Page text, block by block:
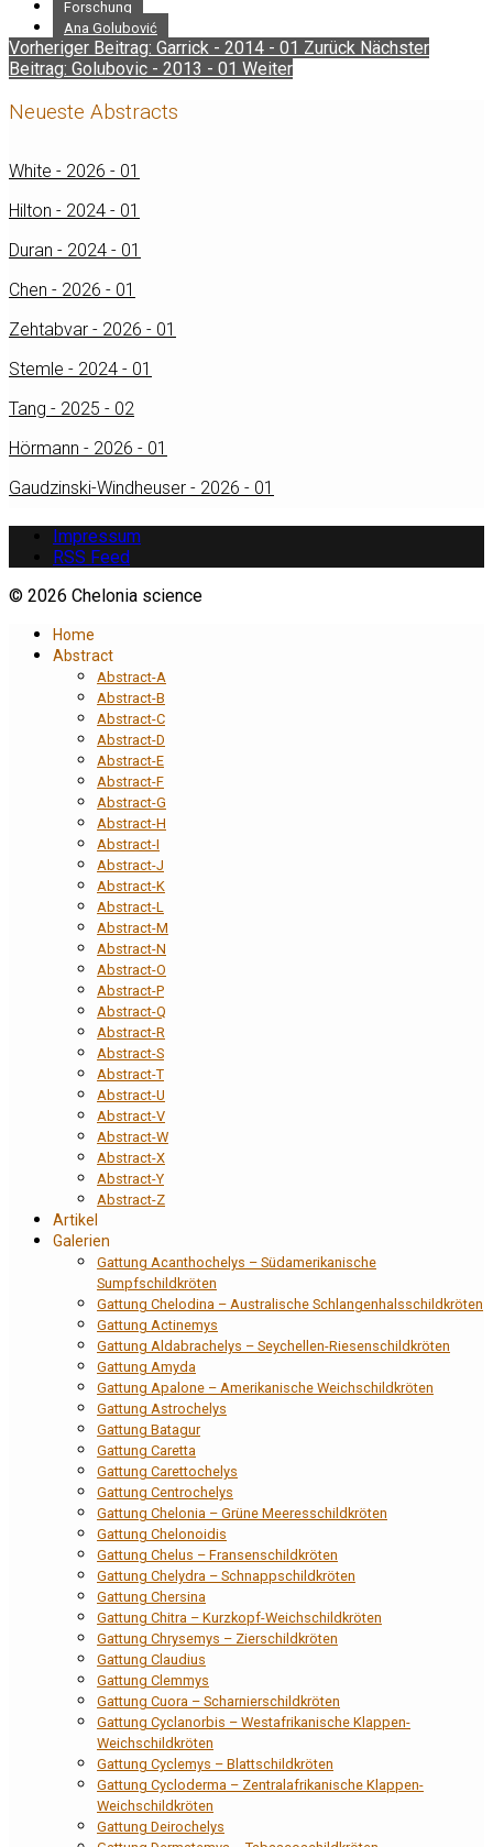
Forschung
Ana Golubović
Vorheriger Beitrag: Garrick - 2014 - 01 Zurück Nächster
Beitrag: Golubovic - 2013 - 01 Weiter
Neueste Abstracts
White - 2026 - 01
Hilton - 2024 - 01
Duran - 2024 - 01
Chen - 2026 - 01
Zehtabvar - 2026 - 01
Stemle - 2024 - 01
Tang - 2025 - 02
Hörmann - 2026 - 01
Gaudzinski-Windheuser - 2026 - 01
Impressum
RSS Feed
© 2026 Chelonia science
Home
Abstract
Abstract-A
Abstract-B
Abstract-C
Abstract-D
Abstract-E
Abstract-F
Abstract-G
Abstract-H
Abstract-I
Abstract-J
Abstract-K
Abstract-L
Abstract-M
Abstract-N
Abstract-O
Abstract-P
Abstract-Q
Abstract-R
Abstract-S
Abstract-T
Abstract-U
Abstract-V
Abstract-W
Abstract-X
Abstract-Y
Abstract-Z
Artikel
Galerien
Gattung Acanthochelys – Südamerikanische
Sumpfschildkröten
Gattung Chelodina – Australische Schlangenhalsschildkröten
Gattung Actinemys
Gattung Aldabrachelys – Seychellen-Riesenschildkröten
Gattung Amyda
Gattung Apalone – Amerikanische Weichschildkröten
Gattung Astrochelys
Gattung Batagur
Gattung Caretta
Gattung Carettochelys
Gattung Centrochelys
Gattung Chelonia – Grüne Meeresschildkröten
Gattung Chelonoidis
Gattung Chelus – Fransenschildkröten
Gattung Chelydra – Schnappschildkröten
Gattung Chersina
Gattung Chitra – Kurzkopf-Weichschildkröten
Gattung Chrysemys – Zierschildkröten
Gattung Claudius
Gattung Clemmys
Gattung Cuora – Scharnierschildkröten
Gattung Cyclanorbis – Westafrikanische Klappen-
Weichschildkröten
Gattung Cyclemys – Blattschildkröten
Gattung Cycloderma – Zentralafrikanische Klappen-
Weichschildkröten
Gattung Deirochelys